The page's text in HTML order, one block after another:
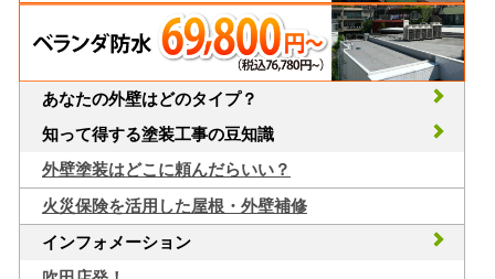
あなたの外壁はどのタイプ？
知って得する塗装工事の豆知識
外壁塗装はどこに頼んだらいい？
火災保険を活用した屋根・外壁補修
インフォメーション